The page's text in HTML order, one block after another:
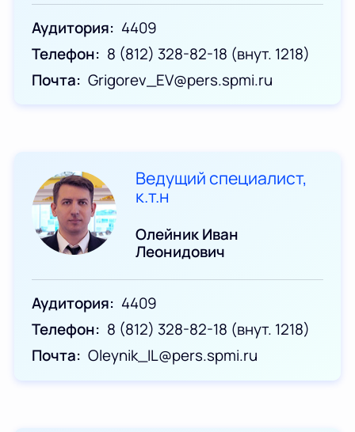
Аудитория
4409
Телефон
8 (812) 328-82-18 (внут. 1218)
Почта
Grigorev_EV@pers.spmi.ru
Ведущий специалист,
к.т.н
Олейник Иван
Леонидович
Аудитория
4409
Телефон
8 (812) 328-82-18 (внут. 1218)
Почта
Oleynik_IL@pers.spmi.ru